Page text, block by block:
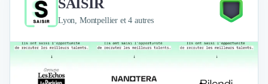
SAISIR
Lyon, Montpellier et 4 autres